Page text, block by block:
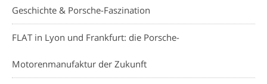
Geschichte & Porsche-Faszination
FLAT in Lyon und Frankfurt: die Porsche-
Motorenmanufaktur der Zukunft